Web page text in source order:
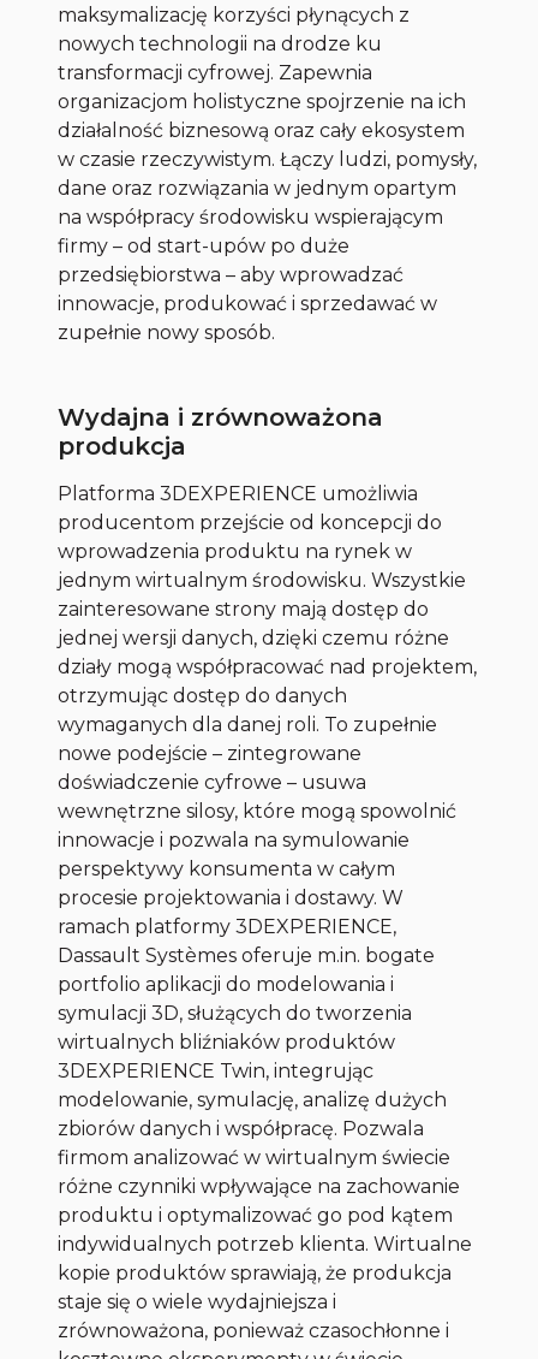
maksymalizację korzyści płynących z
nowych technologii na drodze ku
transformacji cyfrowej. Zapewnia
organizacjom holistyczne spojrzenie na ich
działalność biznesową oraz cały ekosystem
w czasie rzeczywistym. Łączy ludzi, pomysły,
dane oraz rozwiązania w jednym opartym
na współpracy środowisku wspierającym
firmy – od start-upów po duże
przedsiębiorstwa – aby wprowadzać
innowacje, produkować i sprzedawać w
zupełnie nowy sposób.
Wydajna i zrównoważona
produkcja
Platforma 3DEXPERIENCE umożliwia
producentom przejście od koncepcji do
wprowadzenia produktu na rynek w
jednym wirtualnym środowisku. Wszystkie
zainteresowane strony mają dostęp do
jednej wersji danych, dzięki czemu różne
działy mogą współpracować nad projektem,
otrzymując dostęp do danych
wymaganych dla danej roli. To zupełnie
nowe podejście – zintegrowane
doświadczenie cyfrowe – usuwa
wewnętrzne silosy, które mogą spowolnić
innowacje i pozwala na symulowanie
perspektywy konsumenta w całym
procesie projektowania i dostawy. W
ramach platformy 3DEXPERIENCE,
Dassault Systèmes oferuje m.in. bogate
portfolio aplikacji do modelowania i
symulacji 3D, służących do tworzenia
wirtualnych bliźniaków produktów
3DEXPERIENCE Twin, integrując
modelowanie, symulację, analizę dużych
zbiorów danych i współpracę. Pozwala
firmom analizować w wirtualnym świecie
różne czynniki wpływające na zachowanie
produktu i optymalizować go pod kątem
indywidualnych potrzeb klienta. Wirtualne
kopie produktów sprawiają, że produkcja
staje się o wiele wydajniejsza i
zrównoważona, ponieważ czasochłonne i